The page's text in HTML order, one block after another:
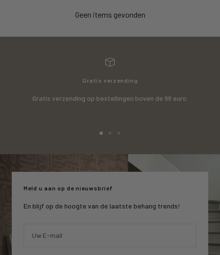
Geen items gevonden
Gratis verzending
Gratis verzending op bestellingen boven de 99 euro.
1
2
slide
3
Meld u aan op de nieuwsbrief
En blijf op de hoogte van de laatste behang trends!
Uw E-mail